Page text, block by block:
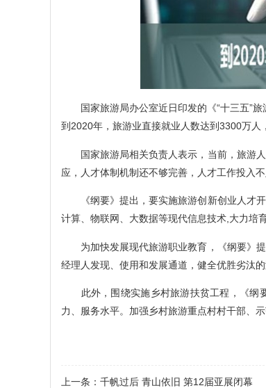
国家旅游局办公室近日印发的《“十三五”旅
到2020年，旅游业直接就业人数达到3300万人
国家旅游局相关负责人表示，当前，旅游人
应，人才体制机制还不够完善，人才工作投入
《纲要》提出，要实施旅游创新创业人才开
计算、物联网、大数据等现代信息技术,大力培
为加快发展现代旅游职业教育，《纲要》提
经理人发现、使用和发展通道，健全优胜劣汰
此外，围绕实施乡村旅游扶贫工程，《纲
力、服务水平。加强乡村旅游重点村村干部、
上一条： 千帆过后 青山依旧 第12届亚展闭幕